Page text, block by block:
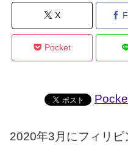
X
Pocket
2020年3月にフィリ